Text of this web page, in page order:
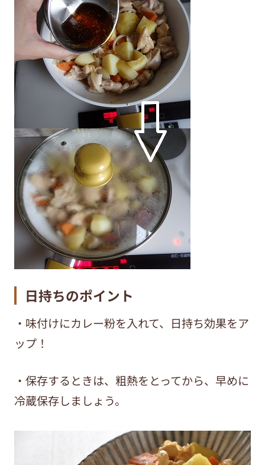
日持ちのポイント
・味付けにカレー粉を入れて、日持ち効果をア
ップ！
・保存するときは、粗熱をとってから、早めに
冷蔵保存しましょう。